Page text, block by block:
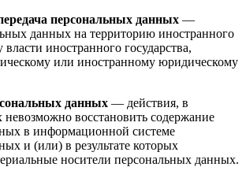
персональных данных —
данных на территорию иностранного
власти иностранного государства,
или иностранному юридическому
данных — действия, в
невозможно восстановить содержание
в информационной системе
и (или) в результате которых
носители персональных данных.